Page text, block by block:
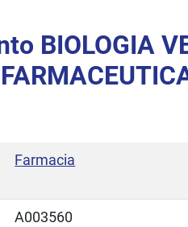
BIOLOGIA
Farmacia
A003560